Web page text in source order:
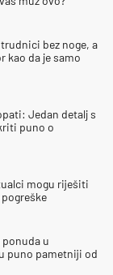
bez noge, a
kao da je samo
Jedan detalj s
puno o
mogu riješiti
u
puno pametniji od